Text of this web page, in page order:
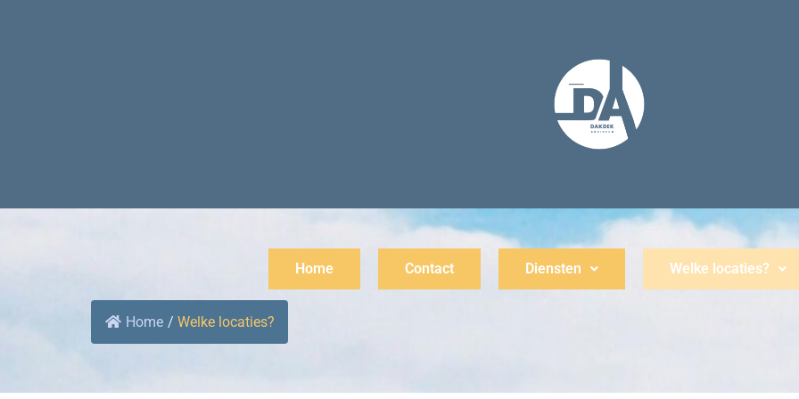
Home Contact Diensten Welke locaties?
Home / Welke locaties?